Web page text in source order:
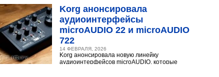
Korg анонсировала
аудиоинтерфейсы
microAUDIO 22 и microAUDIO
722
14 ФЕВРАЛЯ, 2026
Korg анонсировала новую линейку
аудиоинтерфейсов microAUDIO, которые